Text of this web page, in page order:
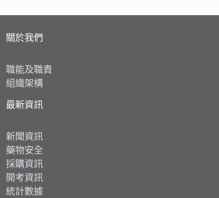
關於我們
職能及職責
組織架構
最新資訊
新聞資訊
藥物安全
採購資訊
開考資訊
統計數據